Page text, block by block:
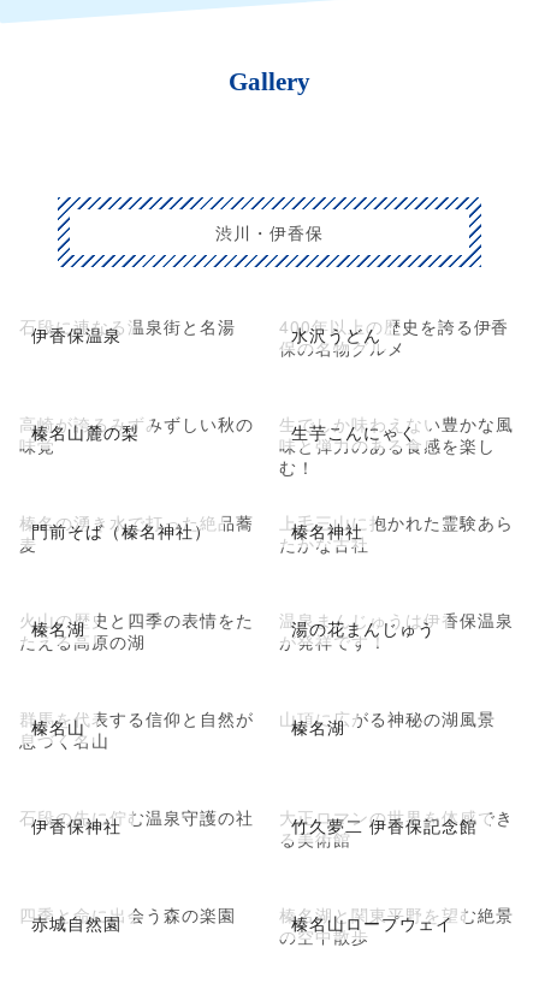
Gallery
渋川・伊香保
伊香保温泉
石段に連なる温泉街と名湯 水沢うどん
400年以上の歴史を誇る伊香
保の名物グルメ
榛名山麓の梨
高崎が誇るみずみずしい秋の
味覚
生芋こんにゃく
生でしか味わえない豊かな風
味と弾力のある食感を楽し
む！
門前そば（榛名神社）
榛名の湧き水で打った絶品蕎
麦
榛名神社
上毛三山に抱かれた霊験あら
たかな古社
榛名湖
火山の歴史と四季の表情をた
たえる高原の湖
湯の花まんじゅう
温泉まんじゅうは伊香保温泉
が発祥です！
榛名山
群馬を代表する信仰と自然が
息づく名山
榛名湖
山頂に広がる神秘の湖風景
伊香保神社
石段の先に佇む温泉守護の社 竹久夢二 伊香保記念館
大正ロマンの世界を体感でき
る美術館
赤城自然園
四季と命に出会う森の楽園 榛名山ロープウェイ
榛名湖と関東平野を望む絶景
の空中散歩